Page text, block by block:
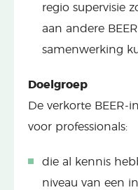
regio supervisie
aan andere
samenwerking
Doelgroep
De verkorte BEER-
voor professionals:
die al kennis
niveau van een